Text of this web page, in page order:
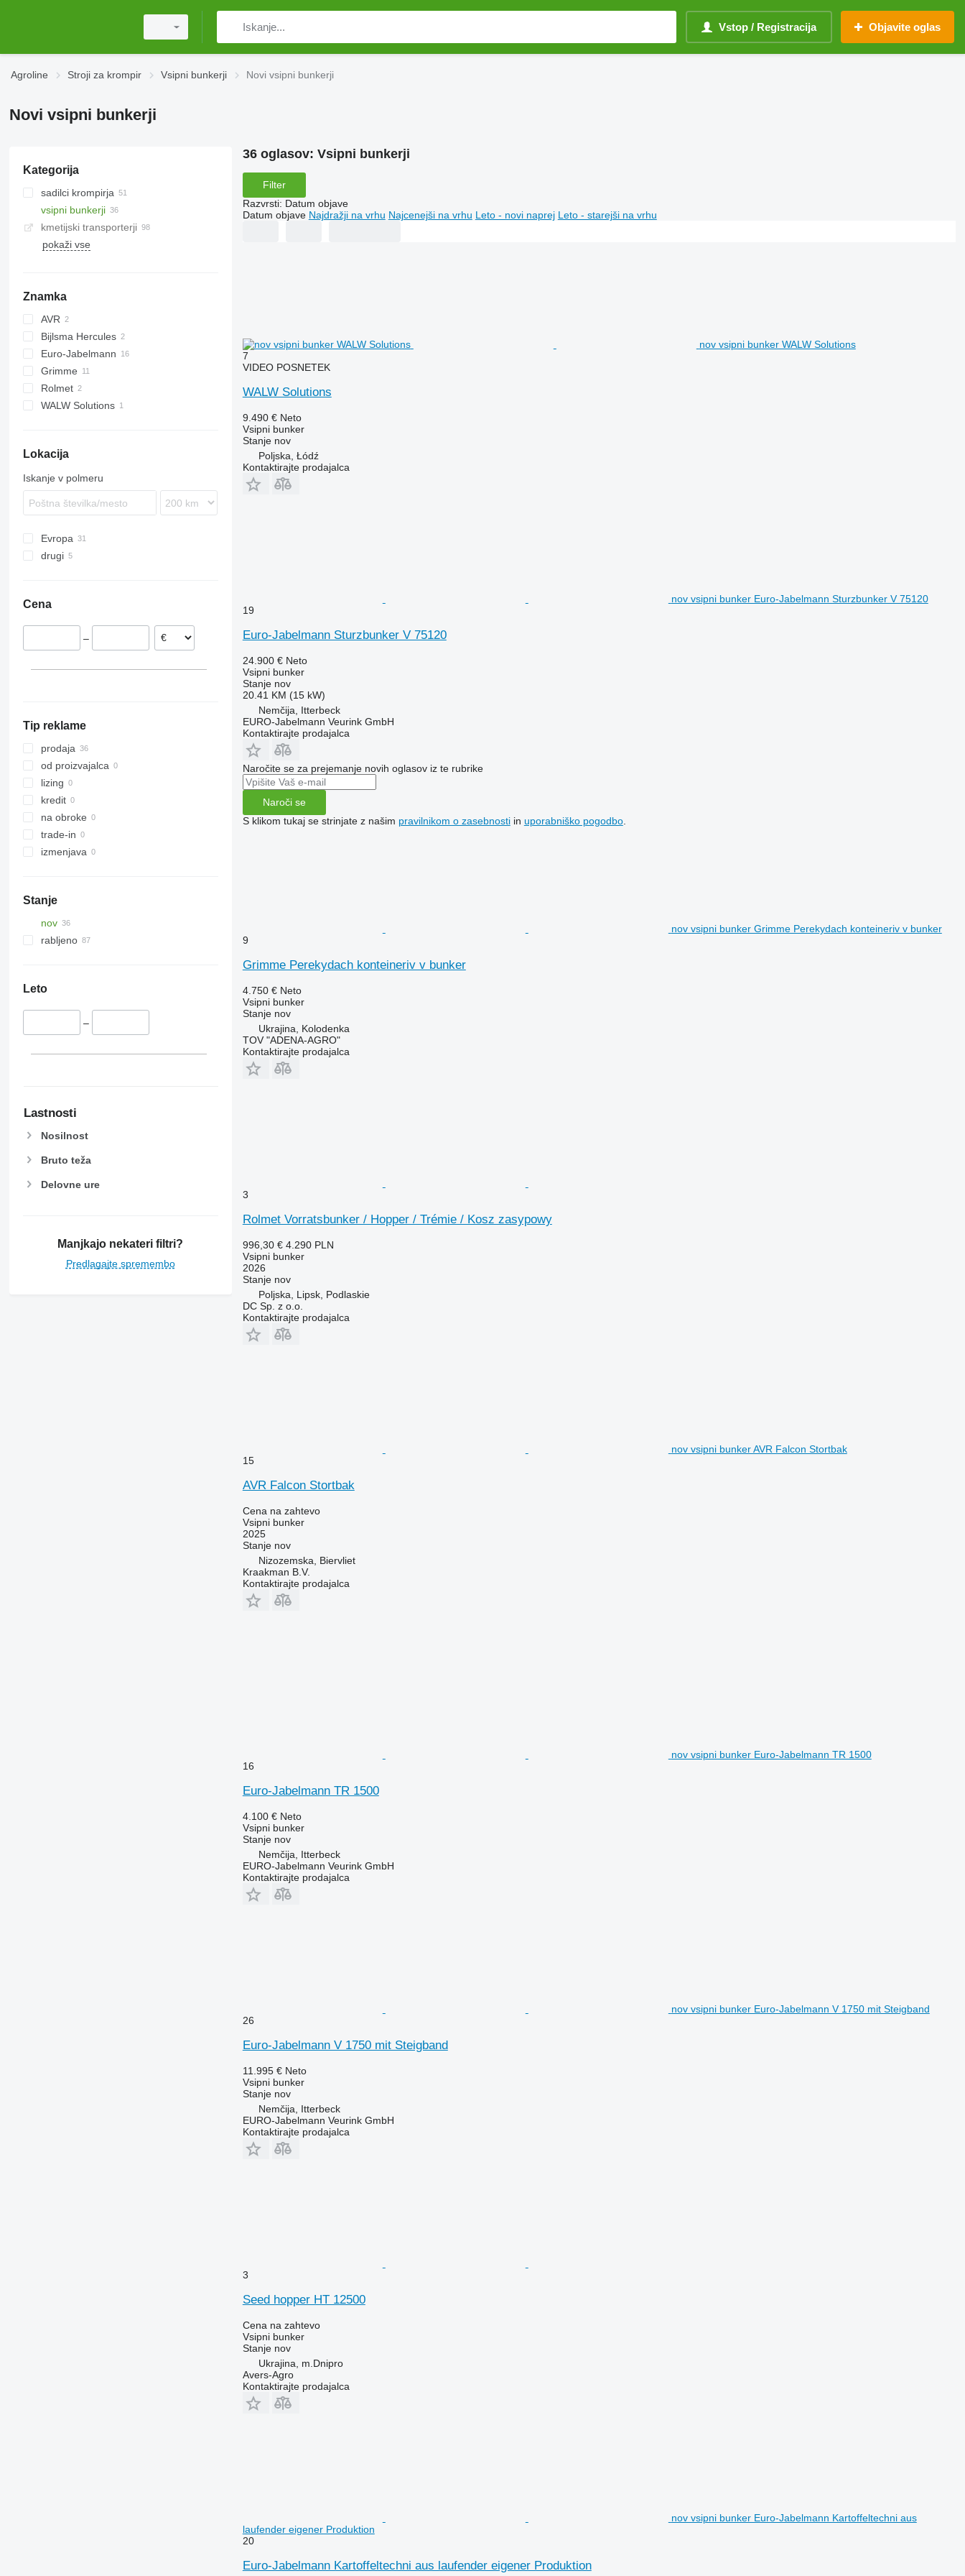
Vstop / Registracija Objavite oglas
Agroline Stroji za krompir Vsipni bunkerji Novi vsipni bunkerji
Novi vsipni bunkerji
Kategorija
sadilci krompirja
vsipni bunkerji
kmetijski transporterji
pokaži vse
Znamka
AVR
Bijlsma Hercules
Euro-Jabelmann
Grimme
RH
Rolmet
WALW Solutions
Lokacija
Iskanje v polmeru
Evropa
drugi
Cena
–
Tip reklame
prodaja
od proizvajalca
lizing
kredit
na obroke
trade-in
izmenjava
Stanje
nov
rabljeno
Leto
–
Lastnosti
Nosilnost
Bruto teža
Delovne ure
Manjkajo nekateri filtri?
Predlagajte spremembo
36 oglasov: Vsipni bunkerji
Filter
Razvrsti: Datum objave
Datum objave Najdražji na vrhu Najcenejši na vrhu Leto - novi naprej Leto - starejši na vrhu
nov vsipni bunker WALW Solutions
7
VIDEO POSNETEK
WALW Solutions
9.490 € Neto
Vsipni bunker
Stanjenov
Poljska, Łódź
Kontaktirajte prodajalca
nov vsipni bunker Euro-Jabelmann Sturzbunker V 75120
19
Euro-Jabelmann Sturzbunker V 75120
24.900 € Neto
Vsipni bunker
Stanjenov
20.41 KM (15 kW)
Nemčija, Itterbeck
EURO-Jabelmann Veurink GmbH
Kontaktirajte prodajalca
Naročite se za prejemanje novih oglasov iz te rubrike
Naroči se
S klikom tukaj se strinjate z našim pravilnikom o zasebnostiin uporabniško pogodbo.
nov vsipni bunker Grimme Perekydach konteineriv v bunker
9
Grimme Perekydach konteineriv v bunker
4.750 € Neto
Vsipni bunker
Stanjenov
Ukrajina, Kolodenka
TOV "ADENA-AGRO"
Kontaktirajte prodajalca
3
Rolmet Vorratsbunker / Hopper / Trémie / Kosz zasypowy
996,30 € 4.290 PLN
Vsipni bunker
2026
Stanjenov
Poljska, Lipsk, Podlaskie
DC Sp. z o.o.
Kontaktirajte prodajalca
nov vsipni bunker AVR Falcon Stortbak
15
AVR Falcon Stortbak
Cena na zahtevo
Vsipni bunker
2025
Stanjenov
Nizozemska, Biervliet
Kraakman B.V.
Kontaktirajte prodajalca
nov vsipni bunker Euro-Jabelmann TR 1500
16
Euro-Jabelmann TR 1500
4.100 € Neto
Vsipni bunker
Stanjenov
Nemčija, Itterbeck
EURO-Jabelmann Veurink GmbH
Kontaktirajte prodajalca
nov vsipni bunker Euro-Jabelmann V 1750 mit Steigband
26
Euro-Jabelmann V 1750 mit Steigband
11.995 € Neto
Vsipni bunker
Stanjenov
Nemčija, Itterbeck
EURO-Jabelmann Veurink GmbH
Kontaktirajte prodajalca
3
Seed hopper HT 12500
Cena na zahtevo
Vsipni bunker
Stanjenov
Ukrajina, m.Dnipro
Avers-Agro
Kontaktirajte prodajalca
nov vsipni bunker Euro-Jabelmann Kartoffeltechni aus
laufender eigener Produktion
20
Euro-Jabelmann Kartoffeltechni aus laufender eigener Produktion